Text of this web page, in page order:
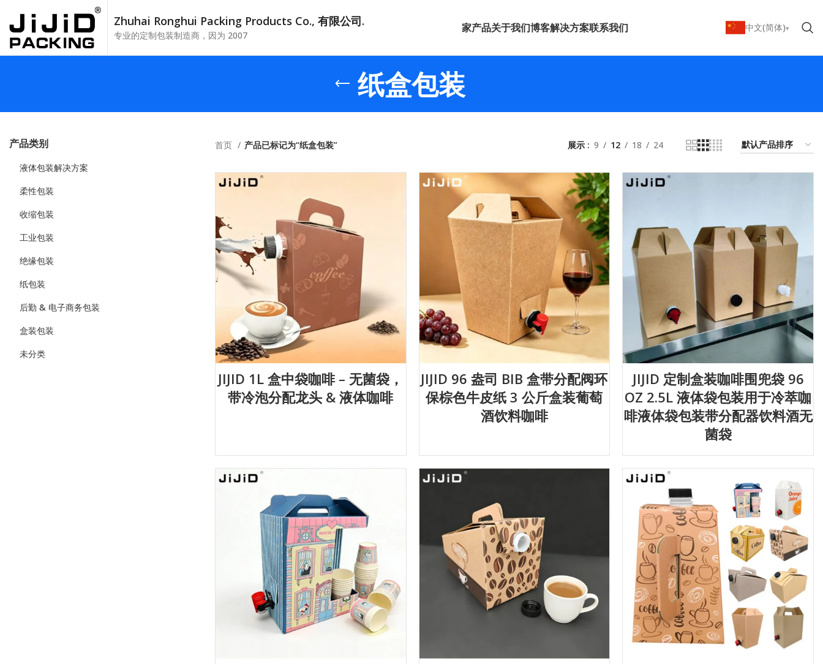
Zhuhai Ronghui Packing Products Co., 有限公司.
专业的定制包装制造商，因为 2007
家产品关于我们博客解决方案联系我们 中文(简体)
纸盒包装
产品类别
液体包装解决方案
柔性包装
收缩包装
工业包装
绝缘包装
纸包装
后勤 & 电子商务包装
盒装包装
未分类
首页 产品已标记为“纸盒包装” 展示 9 12 18 24
JIJID 1L 盒中袋咖啡 – 无菌袋，
带冷泡分配龙头 & 液体咖啡
JIJID 96 盎司 BIB 盒带分配阀环
保棕色牛皮纸 3 公斤盒装葡萄
酒饮料咖啡
JIJID 定制盒装咖啡围兜袋 96
OZ 2.5L 液体袋包装用于冷萃咖
啡液体袋包装带分配器饮料酒无
菌袋